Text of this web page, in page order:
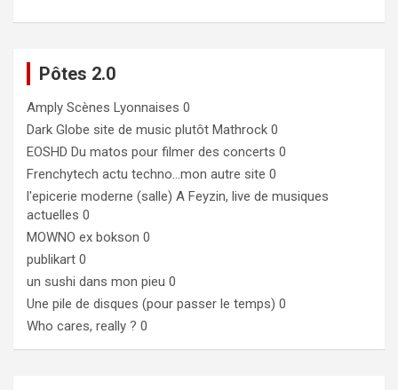
Pôtes 2.0
Amply Scènes Lyonnaises 0
Dark Globe site de music plutôt Mathrock 0
EOSHD Du matos pour filmer des concerts 0
Frenchytech actu techno…mon autre site 0
l'epicerie moderne (salle) A Feyzin, live de musiques
actuelles 0
MOWNO ex bokson 0
publikart 0
un sushi dans mon pieu 0
Une pile de disques (pour passer le temps) 0
Who cares, really ? 0